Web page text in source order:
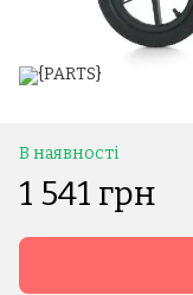
В наявності
1 541 грн